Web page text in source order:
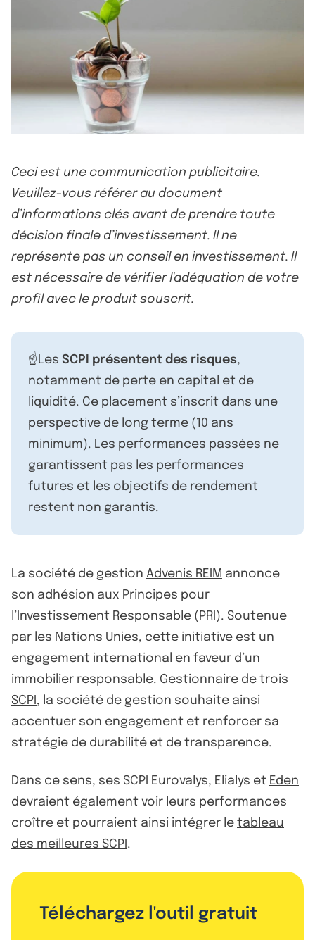
Ceci est une communication publicitaire.
Veuillez-vous référer au document
d’informations clés avant de prendre toute
décision finale d’investissement. Il ne
représente pas un conseil en investissement. Il
est nécessaire de vérifier l'adéquation de votre
profil avec le produit souscrit.
☝️Les SCPI présentent des risques,
notamment de perte en capital et de
liquidité. Ce placement s’inscrit dans une
perspective de long terme (10 ans
minimum). Les performances passées ne
garantissent pas les performances
futures et les objectifs de rendement
restent non garantis.
La société de gestion Advenis REIM annonce
son adhésion aux Principes pour
l’Investissement Responsable (PRI). Soutenue
par les Nations Unies, cette initiative est un
engagement international en faveur d’un
immobilier responsable. Gestionnaire de trois
SCPI , la société de gestion souhaite ainsi
accentuer son engagement et renforcer sa
stratégie de durabilité et de transparence.
Dans ce sens, ses SCPI Eurovalys, Elialys et Eden
devraient également voir leurs performances
croître et pourraient ainsi intégrer le tableau
des meilleures SCPI .
Téléchargez l'outil gratuit